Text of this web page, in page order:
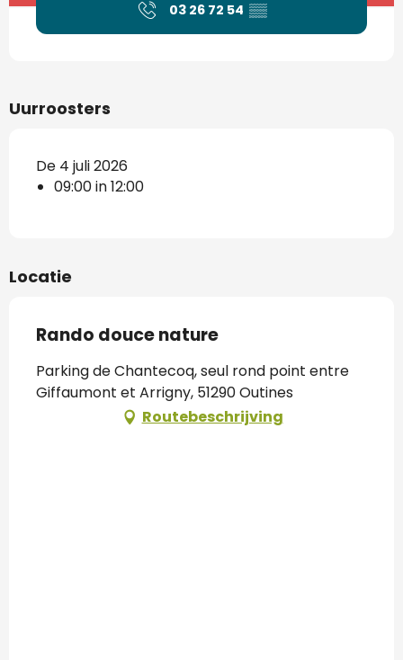
03 26 72 54 ▒▒
Uurroosters
De 4 juli 2026
09:00 in 12:00
Locatie
Rando douce nature
Parking de Chantecoq, seul rond point entre
Giffaumont et Arrigny, 51290 Outines
Routebeschrijving